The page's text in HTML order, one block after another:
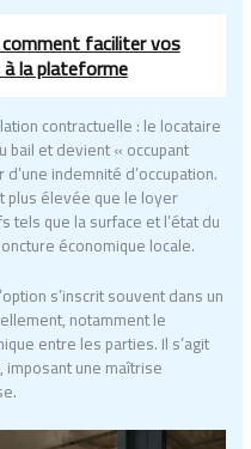
faciliter vos
la plateforme
contractuelle : le locataire
bail et devient « occupant
indemnité d’occupation.
plus élevée que le loyer
que la surface et l’état du
économique locale.
s’inscrit souvent dans un
notamment le
entre les parties. Il s’agit
imposant une maîtrise